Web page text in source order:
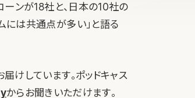
ンが18社と、日本の10社の
には共通点が多い」と語る
けしています。ポッドキャス
からお聞きいただけます。